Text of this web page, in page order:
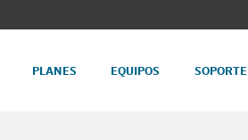
PLANES EQUIPOS SOPORTE